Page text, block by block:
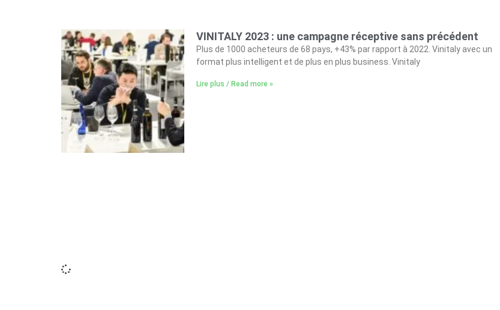
VINITALY 2023 : une campagne réceptive sans précédent
Plus de 1000 acheteurs de 68 pays, +43% par rapport à 2022. Vinitaly avec un
format plus intelligent et de plus en plus business. Vinitaly
Lire plus / Read more »